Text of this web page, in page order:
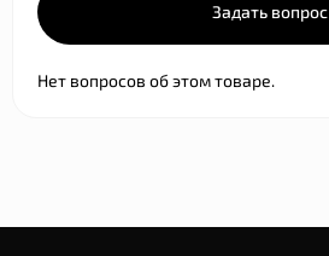
Задать вопрос
Нет вопросов об этом товаре.